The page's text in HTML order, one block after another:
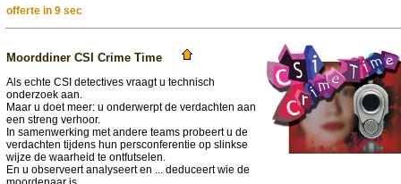
offerte in 9 sec
Moorddiner CSI Crime Time
Als echte CSI detectives vraagt u technisch
onderzoek aan.
Maar u doet meer: u onderwerpt de verdachten aan
een streng verhoor.
In samenwerking met andere teams probeert u de
verdachten tijdens hun persconferentie op slinkse
wijze de waarheid te ontfutselen.
En u observeert analyseert en ... deduceert wie de